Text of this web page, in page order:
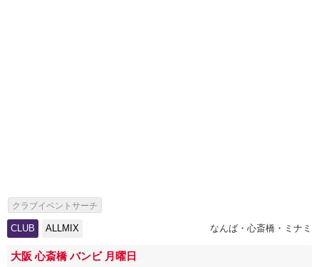
クラブイベントサーチ
CLUB ALLMIX なんば・心斎橋・ミナミ
大阪 心斎橋 バンビ 月曜日